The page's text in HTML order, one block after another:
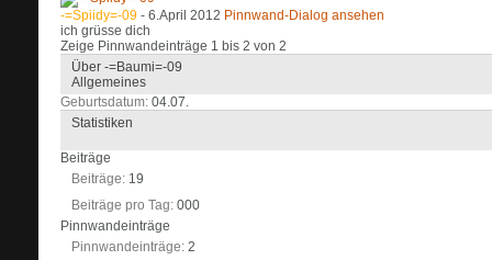
-=Spiidy=-09 - 6.April 2012 Pinnwand-Dialog ansehen
ich grüsse dich
Zeige Pinnwandeinträge 1 bis 2 von 2
Über -=Baumi=-09
Allgemeines
Geburtsdatum 04.07.
Statistiken
Beiträge
Beiträge 19
Beiträge pro Tag 000
Pinnwandeinträge
Pinnwandeinträge 2